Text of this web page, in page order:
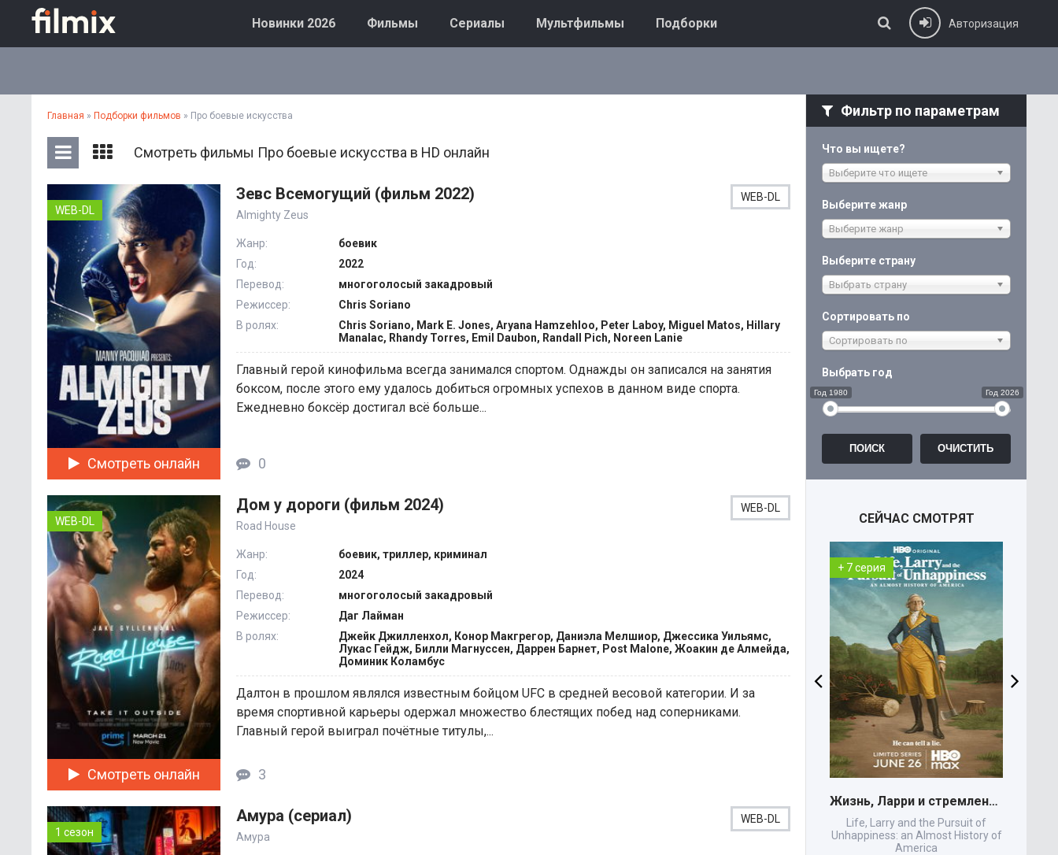
Новинки 2026 Фильмы Сериалы Мультфильмы Подборки Авторизация
Главная » Подборки фильмов » Про боевые искусства
Смотреть фильмы Про боевые искусства в HD онлайн
WEB-DL
Зевс Всемогущий (фильм 2022)
Almighty Zeus
WEB-DL
Жанр:
боевик
Год:
2022
Перевод:
многоголосый закадровый
Режиссер:
Chris Soriano
В ролях:
Chris Soriano, Mark E. Jones, Aryana Hamzehloo, Peter Laboy, Miguel Matos, Hillary
Manalac, Rhandy Torres, Emil Daubon, Randall Pich, Noreen Lanie
Главный герой кинофильма всегда занимался спортом. Однажды он записался на занятия
боксом, после этого ему удалось добиться огромных успехов в данном виде спорта.
Ежедневно боксёр достигал всё больше...
Смотреть онлайн 0
WEB-DL
Дом у дороги (фильм 2024)
Road House
WEB-DL
Жанр:
боевик, триллер, криминал
Год:
2024
Перевод:
многоголосый закадровый
Режиссер:
Даг Лайман
В ролях:
Джейк Джилленхол, Конор Макгрегор, Даниэла Мелшиор, Джессика Уильямс,
Лукас Гейдж, Билли Магнуссен, Даррен Барнет, Post Malone, Жоакин де Алмейда,
Доминик Коламбус
Далтон в прошлом являлся известным бойцом UFC в средней весовой категории. И за
время спортивной карьеры одержал множество блестящих побед над соперниками.
Главный герой выиграл почётные титулы,...
Смотреть онлайн 3
1 сезон
Амура (сериал)
Амура
WEB-DL
Фильтр по параметрам
Что вы ищете?
Выберите что ищете
Выберите жанр
Выберите жанр
Выберите страну
Выбрать страну
Сортировать по
Сортировать по
Выбрать год
Год 1980 Год 2026
СЕЙЧАС СМОТРЯТ
+ 7 серия
Жизнь, Ларри и стремление к несчастью:
Life, Larry and the Pursuit of
Unhappiness: an Almost History of
America